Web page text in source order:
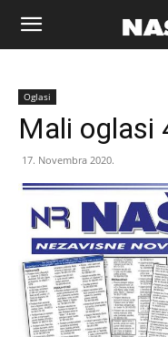
Naša
riječ
Zenica
Oglasi
Mali oglasi
17. Novembra 2020.